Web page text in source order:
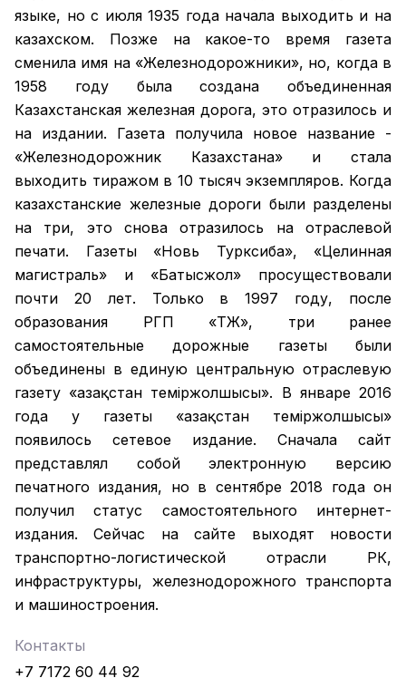
языке, но с июля 1935 года начала выходить и на
казахском. Позже на какое-то время газета
сменила имя на «Железнодорожники», но, когда в
1958 году была создана объединенная
Казахстанская железная дорога, это отразилось и
на издании. Газета получила новое название -
«Железнодорожник Казахстана» и стала
выходить тиражом в 10 тысяч экземпляров. Когда
казахстанские железные дороги были разделены
на три, это снова отразилось на отраслевой
печати. Газеты «Новь Турксиба», «Целинная
магистраль» и «Батысжол» просуществовали
почти 20 лет. Только в 1997 году, после
образования РГП «ҚТЖ», три ранее
самостоятельные дорожные газеты были
объединены в единую центральную отраслевую
газету «Қазақстан темiржолшысы». В январе 2016
года у газеты «Қазақстан теміржолшысы»
появилось сетевое издание. Сначала сайт
представлял собой электронную версию
печатного издания, но в сентябре 2018 года он
получил статус самостоятельного интернет-
издания. Сейчас на сайте выходят новости
транспортно-логистической отрасли РК,
инфраструктуры, железнодорожного транспорта
и машиностроения.
Контакты
+7 7172 60 44 92